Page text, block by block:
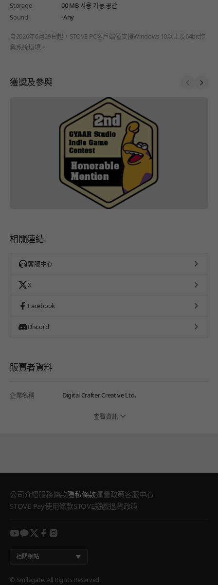
Storage
00 MB 사용 가능 공간
Sound
-Any
自2026年6月29日起，STOVE PC客戶端僅支援Windows 10以上及64bit作
業系統環境。
獲獎及參與 Prev Next
相關連結
客服中心
X
Facebook
Discord
販賣者資料
企業名稱 Digital Crafter Creative Ltd.
查看資訊
公司介紹服務條款隱私條款運營政策客服中心
STOVE Pay使用條款STOVE遊戲退貨政策
youtube
kakao
twitter
facebook
instagram
相關網站
© Smilegate. All Rights Reserved.